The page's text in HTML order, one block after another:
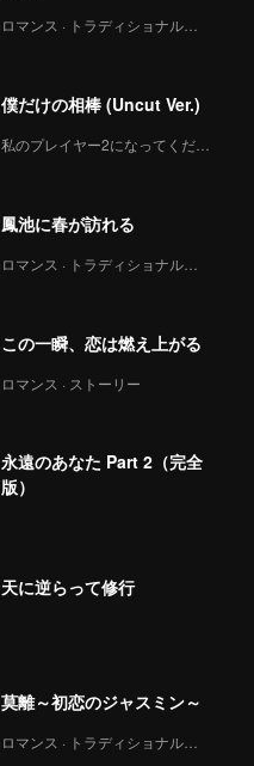
ロマンス · トラディショナル・コスチューム
僕だけの相棒 (Uncut Ver.)
私のプレイヤー2になってください
鳳池に春が訪れる
ロマンス · トラディショナル・コスチューム
この一瞬、恋は燃え上がる
ロマンス · ストーリー
永遠のあなた Part 2（完全
版）
天に逆らって修行
莫離～初恋のジャスミン～
ロマンス · トラディショナル・コスチューム